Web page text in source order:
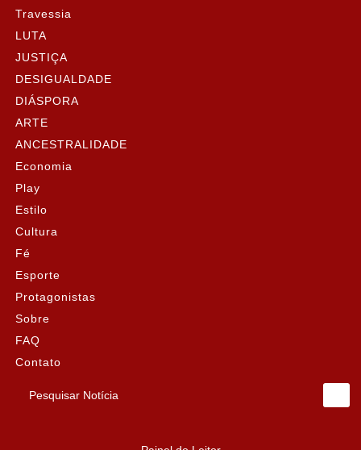
Travessia
LUTA
JUSTIÇA
DESIGUALDADE
DIÁSPORA
ARTE
ANCESTRALIDADE
Economia
Play
Estilo
Cultura
Fé
Esporte
Protagonistas
Sobre
FAQ
Contato
Pesquisar Notícia